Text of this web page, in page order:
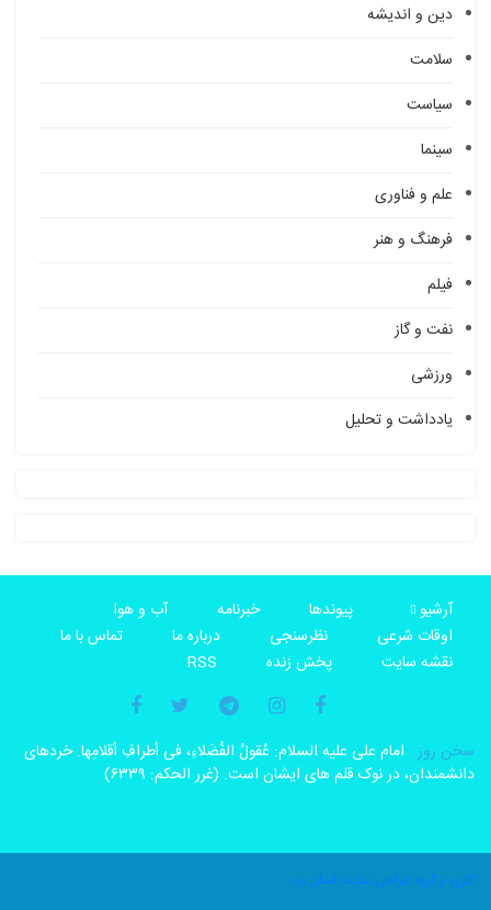
دین و اندیشه
سلامت
سیاست
سینما
علم و فناوری
فرهنگ و هنر
فیلم
نفت و گاز
ورزشی
یادداشت و تحلیل
آرشیو پیوندها خبرنامه
آب و هوا
اوقات شرعی
نظرسنجی درباره ما
تماس با ما
نقشه سایت
پخش زنده RSS
سخن روز : امام على علیه السلام: عُقولُ الفُضَلاءِ، فی أطرافِ أقلامِها. خردهاى
دانشمندان، در نوک قلم هاى ایشان است. (غرر الحکم: ۶۳۳۹)
کاری از گروه طراحی سایت آسان وب